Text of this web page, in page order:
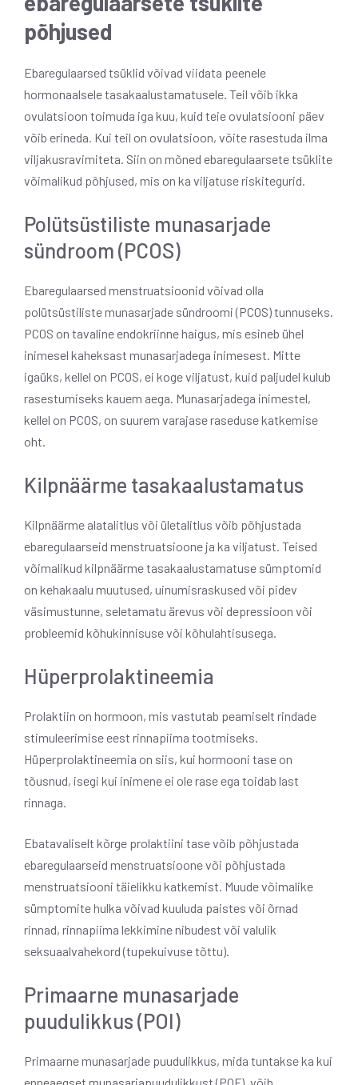
põhjused
Ebaregulaarsed tsüklid võivad viidata peenele
hormonaalsele tasakaalustamatusele. Teil võib ikka
ovulatsioon toimuda iga kuu, kuid teie ovulatsiooni päev
võib erineda. Kui teil on ovulatsioon, võite rasestuda ilma
viljakusravimiteta. Siin on mõned ebaregulaarsete tsüklite
võimalikud põhjused, mis on ka viljatuse riskitegurid.
Polütsüstiliste munasarjade
sündroom (PCOS)
Ebaregulaarsed menstruatsioonid võivad olla
polütsüstiliste munasarjade sündroomi (PCOS) tunnuseks.
PCOS on tavaline endokriinne haigus, mis esineb ühel
inimesel kaheksast munasarjadega inimesest. Mitte
igaüks, kellel on PCOS, ei koge viljatust, kuid paljudel kulub
rasestumiseks kauem aega. Munasarjadega inimestel,
kellel on PCOS, on suurem varajase raseduse katkemise
oht.
Kilpnäärme tasakaalustamatus
Kilpnäärme alatalitlus või ületalitlus võib põhjustada
ebaregulaarseid menstruatsioone ja ka viljatust. Teised
võimalikud kilpnäärme tasakaalustamatuse sümptomid
on kehakaalu muutused, uinumisraskused või pidev
väsimustunne, seletamatu ärevus või depressioon või
probleemid kõhukinnisuse või kõhulahtisusega.
Hüperprolaktineemia
Prolaktiin on hormoon, mis vastutab peamiselt rindade
stimuleerimise eest rinnapiima tootmiseks.
Hüperprolaktineemia on siis, kui hormooni tase on
tõusnud, isegi kui inimene ei ole rase ega toidab last
rinnaga.
Ebatavaliselt kõrge prolaktiini tase võib põhjustada
ebaregulaarseid menstruatsioone või põhjustada
menstruatsiooni täielikku katkemist. Muude võimalike
sümptomite hulka võivad kuuluda paistes või õrnad
rinnad, rinnapiima lekkimine nibudest või valulik
seksuaalvahekord (tupekuivuse tõttu).
Primaarne munasarjade
puudulikkus (POI)
Primaarne munasarjade puudulikkus, mida tuntakse ka kui
enneaegset munasarjapuudulikkust (POF), võib